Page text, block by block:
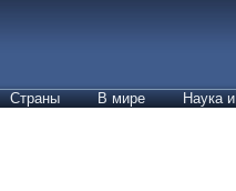
Страны В мире Наука